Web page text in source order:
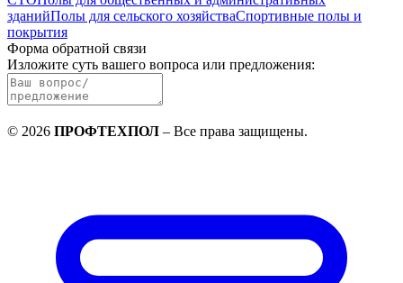
зданийПолы для сельского хозяйстваСпортивные полы и
покрытия
Форма обратной связи
Изложите суть вашего вопроса или предложения:
© 2026 ПРОФТЕХПОЛ – Все права защищены.